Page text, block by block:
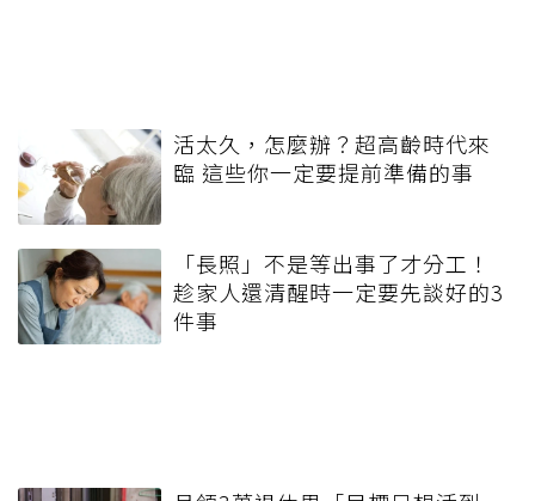
活太久，怎麼辦？超高齡時代來
臨 這些你一定要提前準備的事
「長照」不是等出事了才分工！
趁家人還清醒時一定要先談好的3
件事